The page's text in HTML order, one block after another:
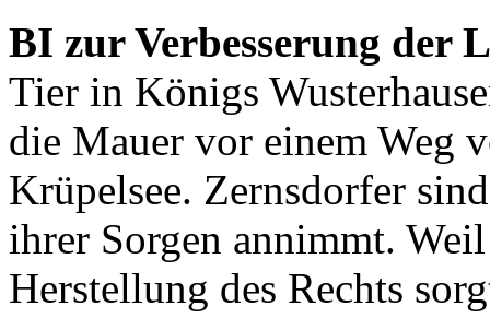
BI zur Verbesserung der
Tier in Königs
die Mauer vor einem Weg
Krüpelsee. Zernsdorfer
ihrer Sorgen annimmt.
Herstellung des Rechts